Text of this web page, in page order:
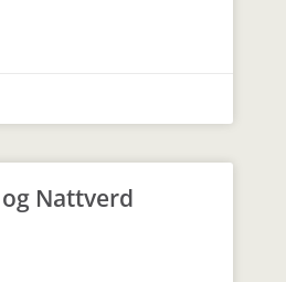
Nattverd